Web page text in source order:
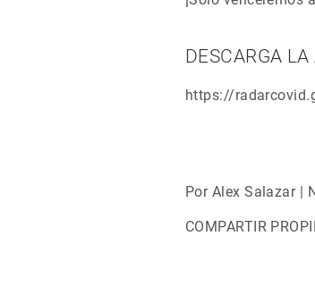
DESCARGA LA
https://
Por Alex Salazar |
COMPARTIR